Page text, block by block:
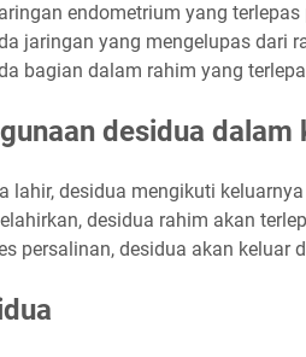
endometrium yang
jaringan yang mengelupas dari
bagian dalam rahim yang
desidua dalam
lahir, desidua mengikuti
desidua rahim akan
persalinan, desidua akan keluar